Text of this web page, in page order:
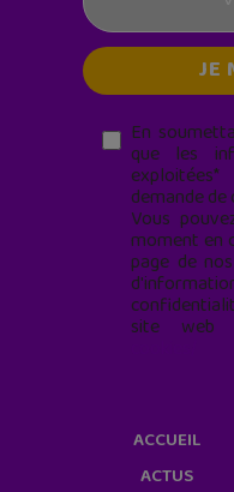
En
que les
demande
Vous
moment en
page de
site web
ACCUEIL
ACTUS